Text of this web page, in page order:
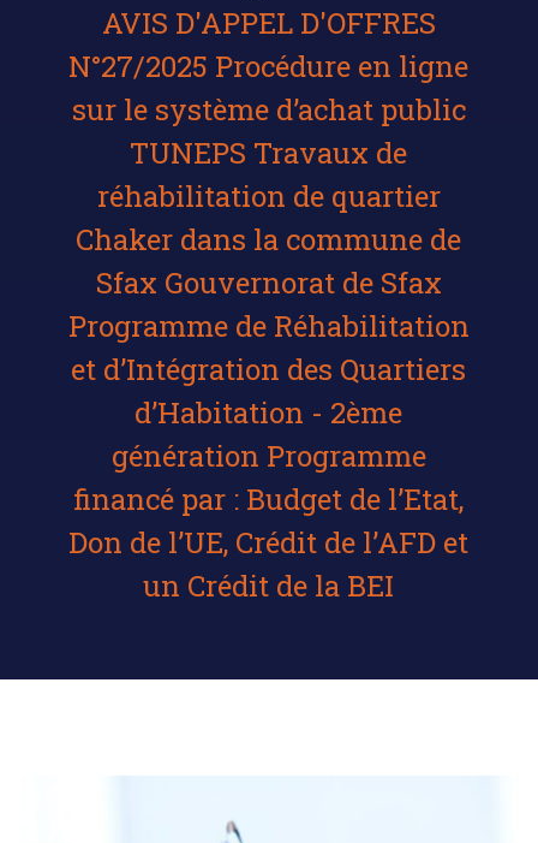
AVIS D'APPEL D'OFFRES
N°27/2025 Procédure en ligne
sur le système d’achat public
TUNEPS Travaux de
réhabilitation de quartier
Chaker dans la commune de
Sfax Gouvernorat de Sfax
Programme de Réhabilitation
et d’Intégration des Quartiers
d’Habitation - 2ème
génération Programme
financé par : Budget de l’Etat,
Don de l’UE, Crédit de l’AFD et
un Crédit de la BEI